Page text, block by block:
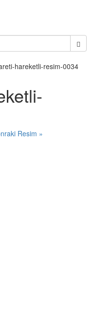
hareketli-resim-0034
Resim »